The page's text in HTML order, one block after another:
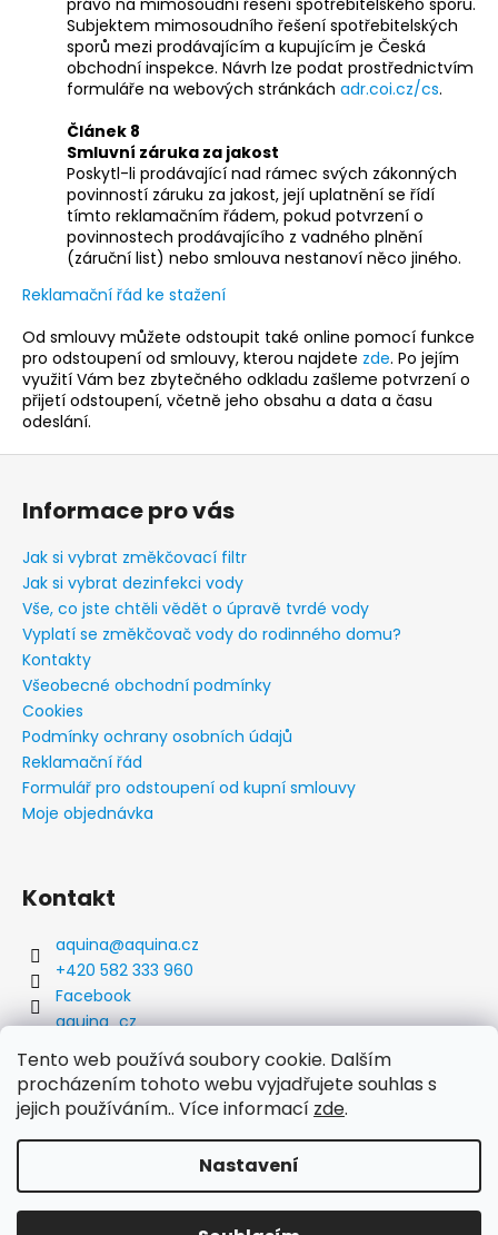
Tento web používá soubory cookie. Dalším
procházením tohoto webu vyjadřujete souhlas s
jejich používáním.. Více informací zde.
Nastavení
Subjektem mimosoudního řešení spotřebitelských
sporů mezi prodávajícím a kupujícím je Česká
obchodní inspekce. Návrh lze podat prostřednictvím
formuláře na webových stránkách adr.coi.cz/cs.
Článek 8
Smluvní záruka za jakost
Poskytl-li prodávající nad rámec svých zákonných
povinností záruku za jakost, její uplatnění se řídí
tímto reklamačním řádem, pokud potvrzení o
povinnostech prodávajícího z vadného plnění
(záruční list) nebo smlouva nestanoví něco jiného.
Reklamační řád ke stažení
Od smlouvy můžete odstoupit také online pomocí funkce
pro odstoupení od smlouvy, kterou najdete zde. Po jejím
využití Vám bez zbytečného odkladu zašleme potvrzení o
přijetí odstoupení, včetně jeho obsahu a data a času
odeslání.
Z
Informace pro vás
Jak si vybrat změkčovací filtr
Jak si vybrat dezinfekci vody
Vše, co jste chtěli vědět o úpravě tvrdé vody
Vyplatí se změkčovač vody do rodinného domu?
Kontakty
Všeobecné obchodní podmínky
Cookies
Podmínky ochrany osobních údajů
Reklamační řád
Formulář pro odstoupení od kupní smlouvy
Moje objednávka
Kontakt
aquina@aquina.cz
+420 582 333 960
Facebook
aquina_cz
aquina JESCO
Copyright 2026aquina. Všechna práva vyhrazena.